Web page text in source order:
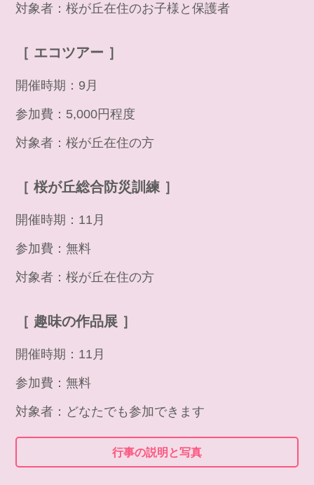
対象者：桜が丘在住のお子様と保護者
［ エコツアー ］
開催時期：9月
参加費：5,000円程度
対象者：桜が丘在住の方
［ 桜が丘総合防災訓練 ］
開催時期：11月
参加費：無料
対象者：桜が丘在住の方
［ 趣味の作品展 ］
開催時期：11月
参加費：無料
対象者：どなたでも参加できます
行事の説明と写真